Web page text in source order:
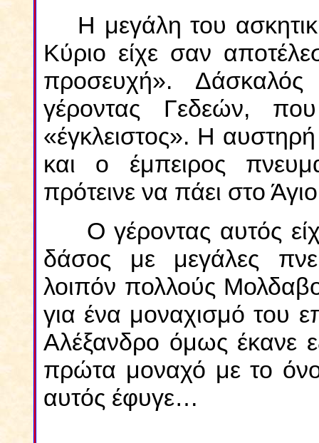
Η μεγάλη του
Κύριο είχε σαν
προσευχή».
γέροντας Γεδεών,
«έγκλειστος». Η
και ο έμπειρος
πρότεινε να πάει στο
Ο γέροντας αυτός
δάσος με μεγάλες
λοιπόν πολλούς
για ένα μοναχισμό του
Αλέξανδρο όμως έκανε
πρώτα μοναχό με το
αυτός έφυγε…